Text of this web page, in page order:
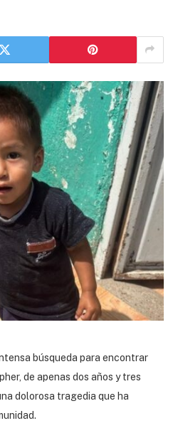
búsqueda para encontrar
de apenas dos años y tres
dolorosa tragedia que ha